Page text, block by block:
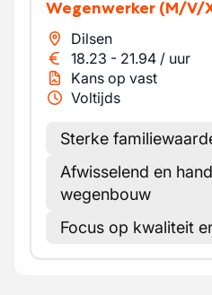
Wegenwerker (M/V/
Dilsen
18.23 - 21.94 / uur
Kans op vast
Voltijds
Sterke
Afwisselend en
wegenbouw
Focus op kwaliteit